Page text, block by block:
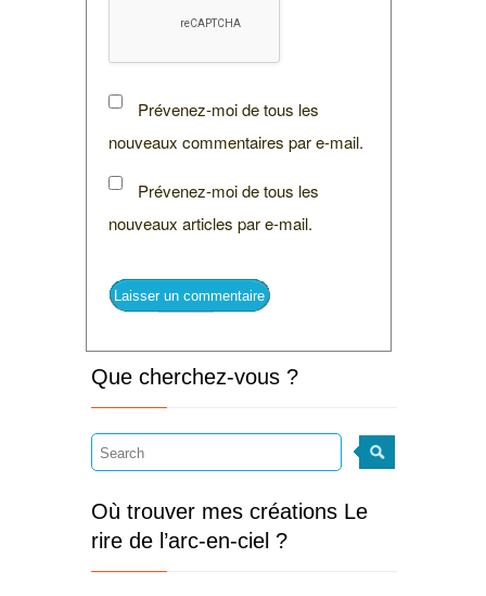
Prévenez-moi de tous les
nouveaux commentaires par e-mail.
Prévenez-moi de tous les
nouveaux articles par e-mail.
Que cherchez-vous ?
Où trouver mes créations Le
rire de l’arc-en-ciel ?